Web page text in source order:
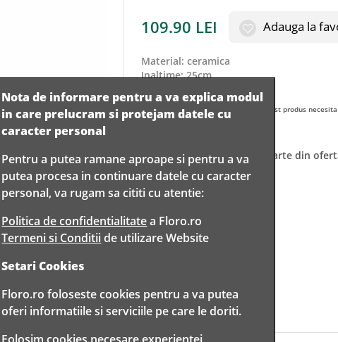
109.90 LEI Adauga la
material: ceramica
inaltime:25cm
Cod: K02/25C Acest produs
Acest produs nu mai face parte din
Nota de informare pentru a va explica modul
in care prelucram si protejam datele cu
caracter personal
Pentru a putea ramane aproape si pentru a va
putea procesa in continuare datele cu caracter
personal, va rugam sa cititi cu atentie:
Politica de confidentialitatea Floro.ro
Termeni si Conditiide utilizare Website
Setari Cookies
Floro.ro foloseste cookies pentru a va putea
oferi informatiile si serviciile pe care le doriti.